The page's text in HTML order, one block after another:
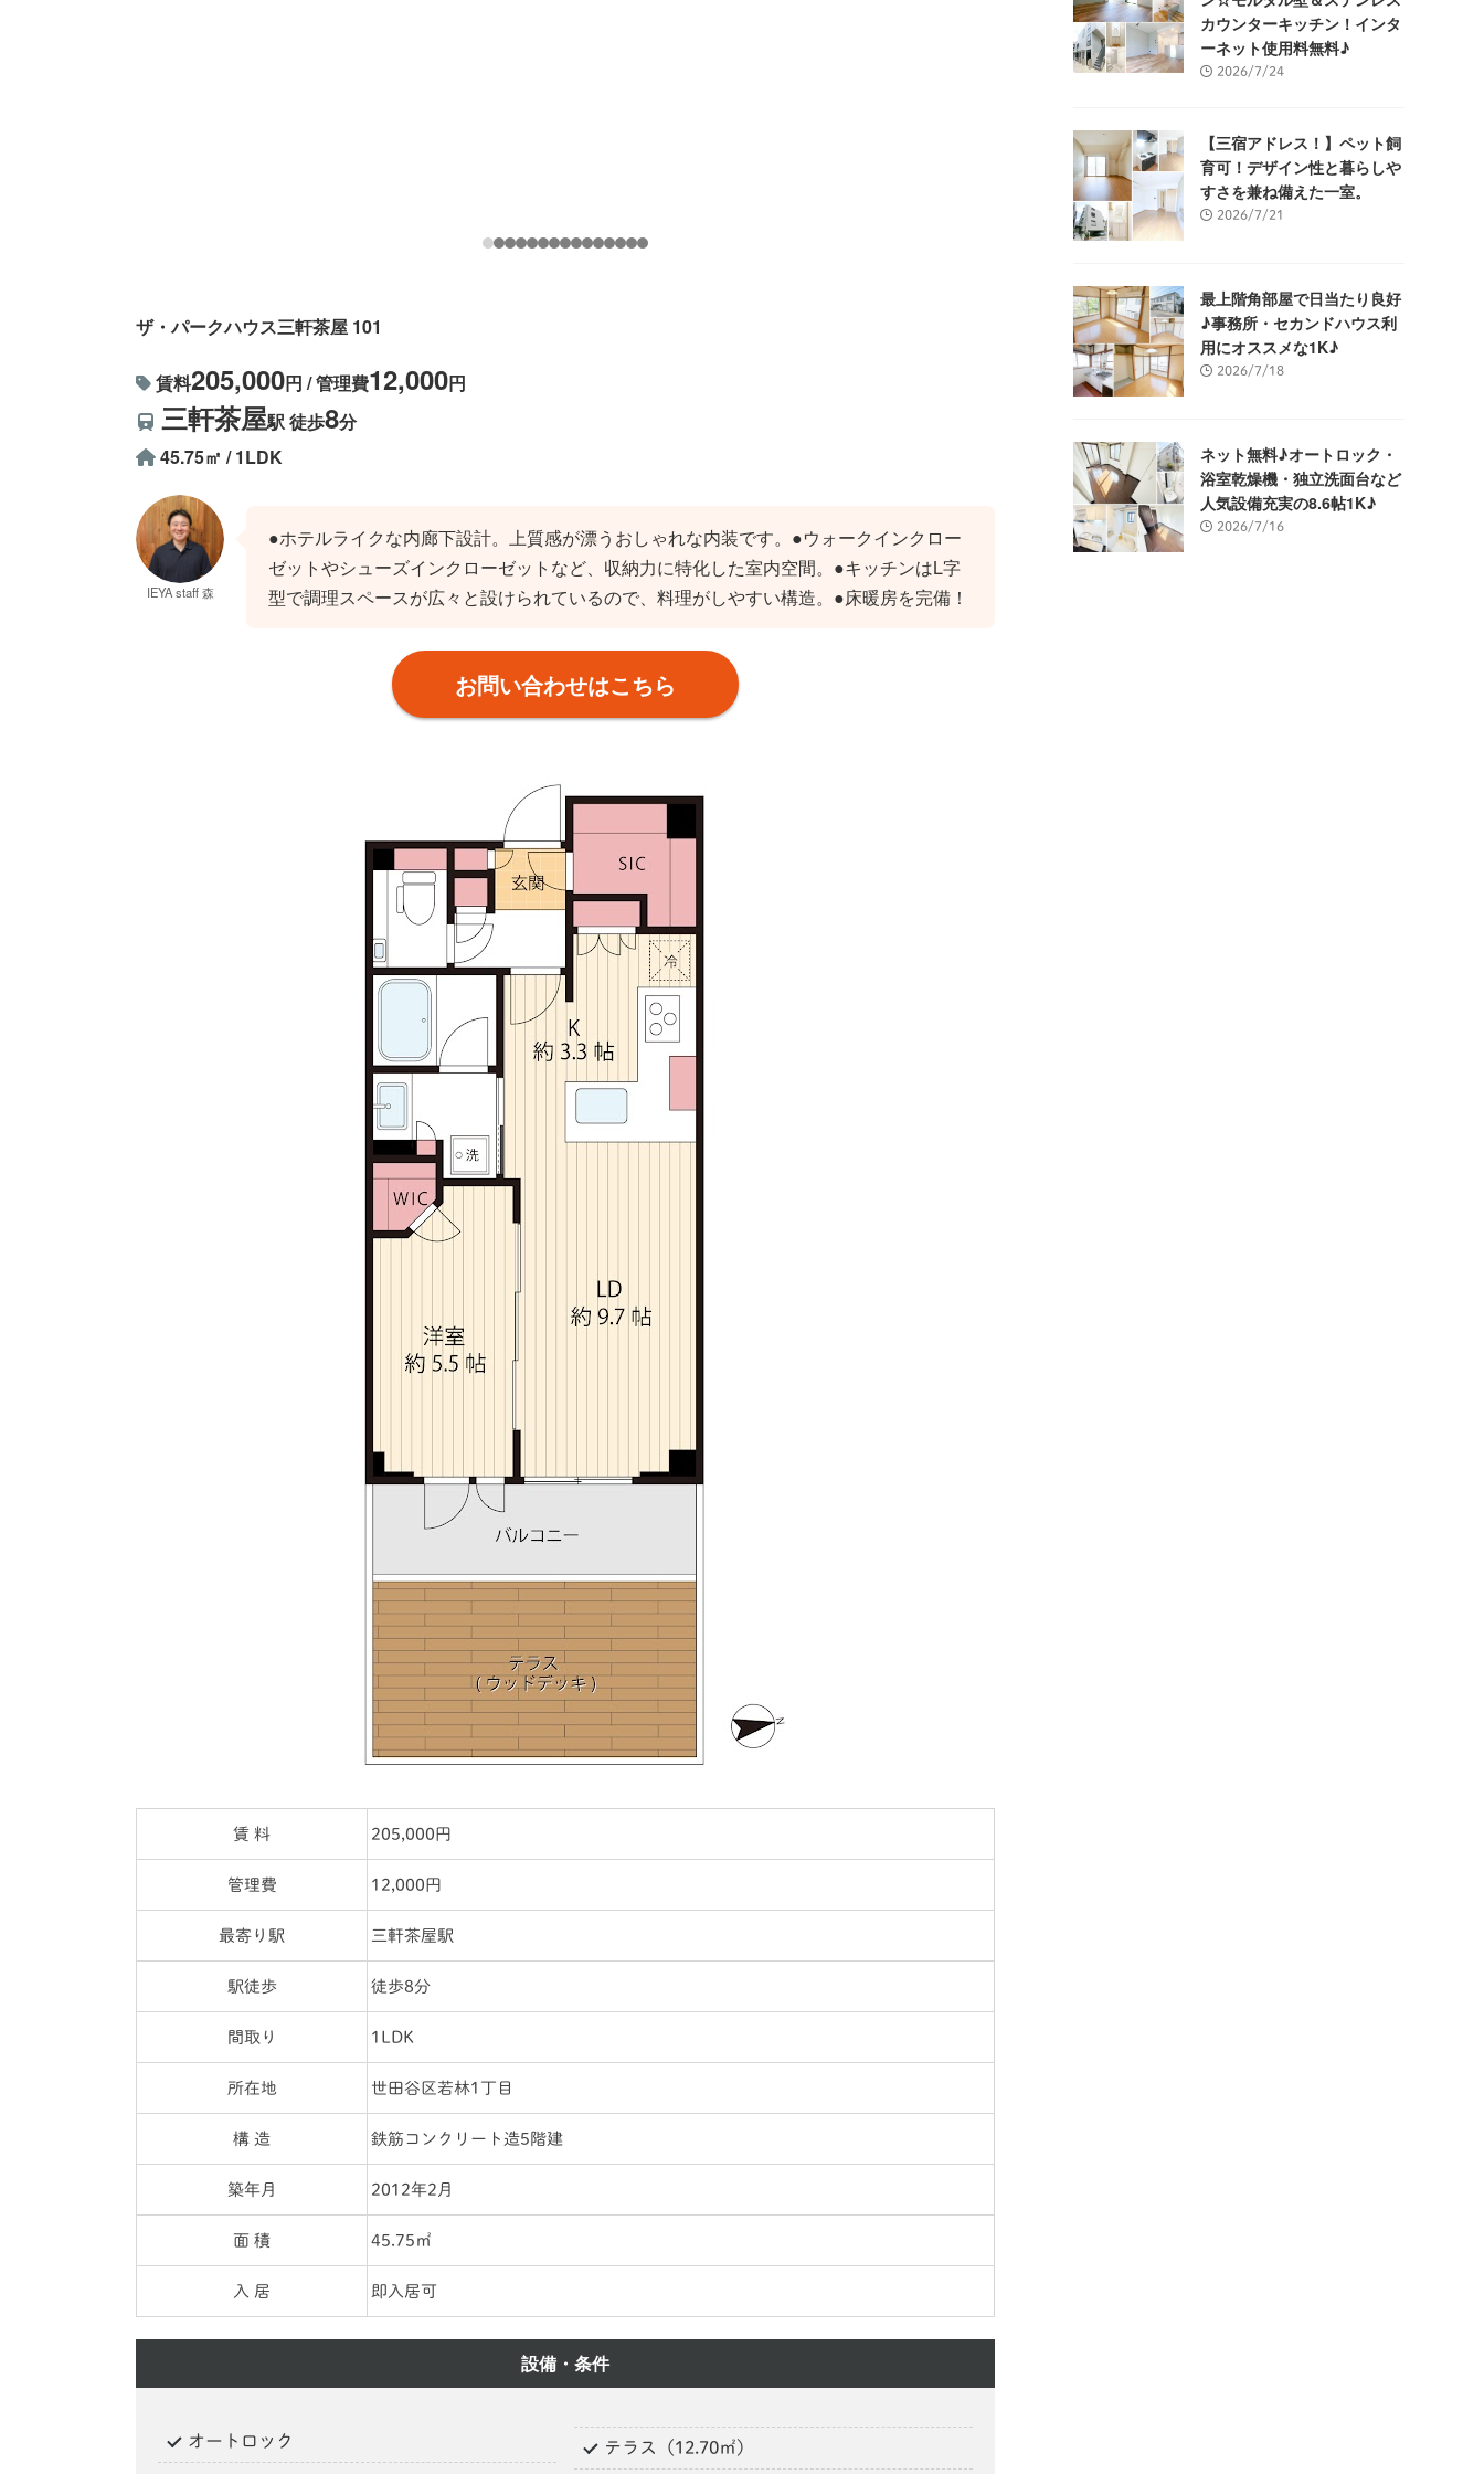
ザ・パークハウス三軒茶屋 101
賃料205,000円 / 管理費12,000円
三軒茶屋駅 徒歩8分
45.75㎡ / 1LDK
IEYA staff 森
●ホテルライクな内廊下設計。上質感が漂うおしゃれな内装です。●ウォークインクロー
ゼットやシューズインクローゼットなど、収納力に特化した室内空間。●キッチンはL字
型で調理スペースが広々と設けられているので、料理がしやすい構造。●床暖房を完備！
お問い合わせはこちら
賃 料 205,000円
管理費 12,000円
最寄り駅 三軒茶屋駅
駅徒歩 徒歩8分
間取り 1LDK
所在地 世田谷区若林1丁目
構 造 鉄筋コンクリート造5階建
築年月 2012年2月
面 積 45.75㎡
入 居 即入居可
設備・条件
オートロック テラス（12.70㎡）
カウンターキッチン！インタ
ーネット使用料無料♪
2026/7/24
【三宿アドレス！】ペット飼
育可！デザイン性と暮らしや
すさを兼ね備えた一室。
2026/7/21
最上階角部屋で日当たり良好
♪事務所・セカンドハウス利
用にオススメな1K♪
2026/7/18
ネット無料♪オートロック・
浴室乾燥機・独立洗面台など
人気設備充実の8.6帖1K♪
2026/7/16